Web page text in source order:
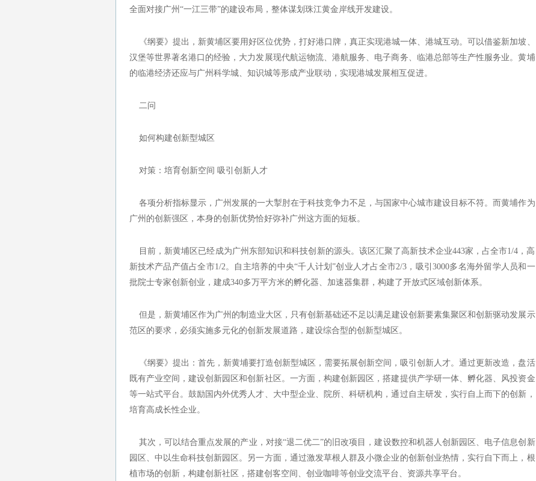
全面对接广州“一江三带”的建设布局，整体谋划珠江黄金岸线开发建设。
《纲要》提出，新黄埔区要用好区位优势，打好港口牌，真正实现港城一体、港城互动。可以借鉴新加坡、
汉堡等世界著名港口的经验，大力发展现代航运物流、港航服务、电子商务、临港总部等生产性服务业。黄埔
的临港经济还应与广州科学城、知识城等形成产业联动，实现港城发展相互促进。
二问
如何构建创新型城区
对策：培育创新空间 吸引创新人才
各项分析指标显示，广州发展的一大掣肘在于科技竞争力不足，与国家中心城市建设目标不符。而黄埔作为
广州的创新强区，本身的创新优势恰好弥补广州这方面的短板。
目前，新黄埔区已经成为广州东部知识和科技创新的源头。该区汇聚了高新技术企业443家，占全市1/4，高
新技术产品产值占全市1/2。自主培养的中央“千人计划”创业人才占全市2/3，吸引3000多名海外留学人员和一
批院士专家创新创业，建成340多万平方米的孵化器、加速器集群，构建了开放式区域创新体系。
但是，新黄埔区作为广州的制造业大区，只有创新基础还不足以满足建设创新要素集聚区和创新驱动发展示
范区的要求，必须实施多元化的创新发展道路，建设综合型的创新型城区。
《纲要》提出：首先，新黄埔要打造创新型城区，需要拓展创新空间，吸引创新人才。通过更新改造，盘活
既有产业空间，建设创新园区和创新社区。一方面，构建创新园区，搭建提供产学研一体、孵化器、风投资金
等一站式平台。鼓励国内外优秀人才、大中型企业、院所、科研机构，通过自主研发，实行自上而下的创新，
培育高成长性企业。
其次，可以结合重点发展的产业，对接“退二优二”的旧改项目，建设数控和机器人创新园区、电子信息创新
园区、中以生命科技创新园区。另一方面，通过激发草根人群及小微企业的创新创业热情，实行自下而上，根
植市场的创新，构建创新社区，搭建创客空间、创业咖啡等创业交流平台、资源共享平台。